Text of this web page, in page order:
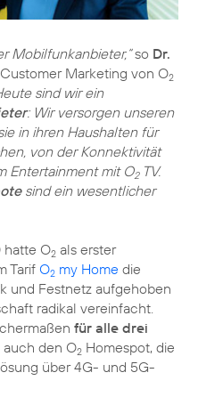
Mobilfunkanbieter,“so Dr.
Marketing von O2
sind wir ein
: Wir versorgen unseren
in ihren Haushalten für
von der Konnektivität
Entertainment mit O2TV.
sind ein wesentlicher
hatte O2 als erster
Tarif O2 my Home die
und Festnetz aufgehoben
radikal vereinfacht.
für alle drei
auch den O2 Homespot, die
über 4G- und 5G-